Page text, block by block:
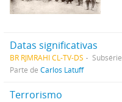
Datas significativas
BR RJMRAHI CL-TV-DS
Subsérie
Parte de Carlos Latuff
Terrorismo